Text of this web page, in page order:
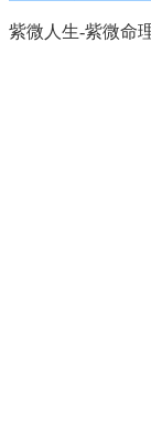
紫微人生-紫微命